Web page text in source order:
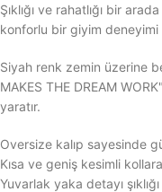
Şıklığı ve rahatlığı bir
konforlu bir giyim deneyimi
Siyah renk zemin üzerine
MAKES THE DREAM
yaratır.
Oversize kalıp sayesinde
Kısa ve geniş kesimli
Yuvarlak yaka detayı